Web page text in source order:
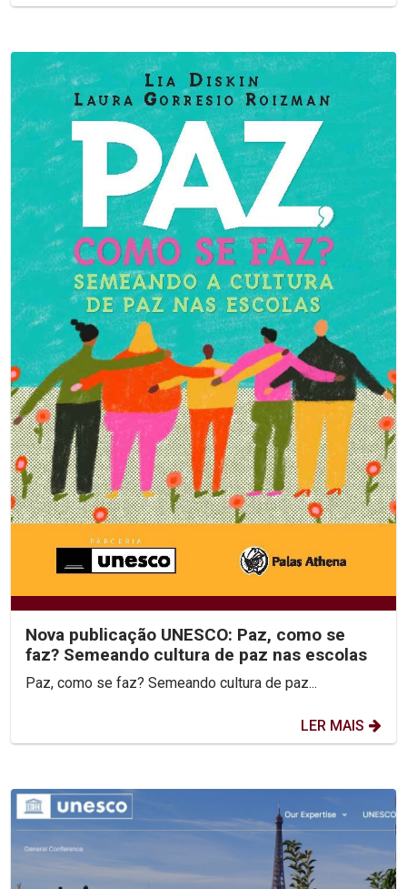
Nova publicação UNESCO: Paz, como se
faz? Semeando cultura de paz nas escolas
Paz, como se faz? Semeando cultura de paz...
LER MAIS